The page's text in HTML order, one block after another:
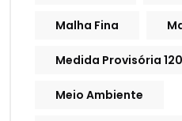
Malha Fina
Medida Provisória
Meio Ambiente